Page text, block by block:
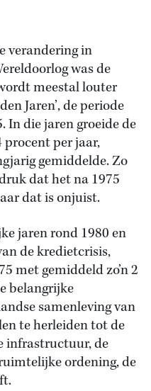
verandering in
was de
meestal louter
Jaren’, de periode
In die jaren groeide de
per jaar,
gemiddelde. Zo
dat het na 1975
dat is onjuist.
jaren rond 1980 en
de kredietcrisis,
met gemiddeld zo’n 2
belangrijke
samenleving van
te herleiden tot de
infrastructuur, de
ordening, de